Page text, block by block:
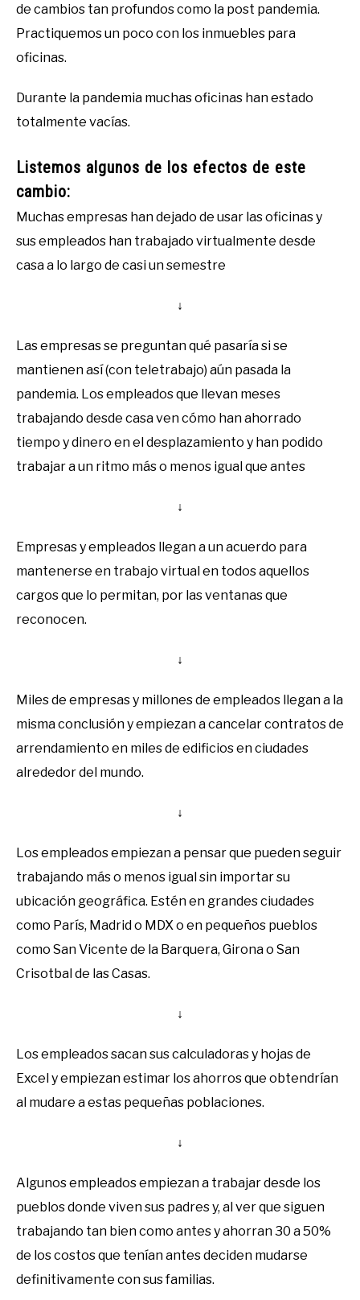
de cambios tan profundos como la post pandemia.
Practiquemos un poco con los inmuebles para
oficinas.
Durante la pandemia muchas oficinas han estado
totalmente vacías.
Listemos algunos de los efectos de este
cambio:
Muchas empresas han dejado de usar las oficinas y
sus empleados han trabajado virtualmente desde
casa a lo largo de casi un semestre
↓
Las empresas se preguntan qué pasaría si se
mantienen así (con teletrabajo) aún pasada la
pandemia. Los empleados que llevan meses
trabajando desde casa ven cómo han ahorrado
tiempo y dinero en el desplazamiento y han podido
trabajar a un ritmo más o menos igual que antes
↓
Empresas y empleados llegan a un acuerdo para
mantenerse en trabajo virtual en todos aquellos
cargos que lo permitan, por las ventanas que
reconocen.
↓
Miles de empresas y millones de empleados llegan a la
misma conclusión y empiezan a cancelar contratos de
arrendamiento en miles de edificios en ciudades
alrededor del mundo.
↓
Los empleados empiezan a pensar que pueden seguir
trabajando más o menos igual sin importar su
ubicación geográfica. Estén en grandes ciudades
como París, Madrid o MDX o en pequeños pueblos
como San Vicente de la Barquera, Girona o San
Crisotbal de las Casas.
↓
Los empleados sacan sus calculadoras y hojas de
Excel y empiezan estimar los ahorros que obtendrían
al mudare a estas pequeñas poblaciones.
↓
Algunos empleados empiezan a trabajar desde los
pueblos donde viven sus padres y, al ver que siguen
trabajando tan bien como antes y ahorran 30 a 50%
de los costos que tenían antes deciden mudarse
definitivamente con sus familias.